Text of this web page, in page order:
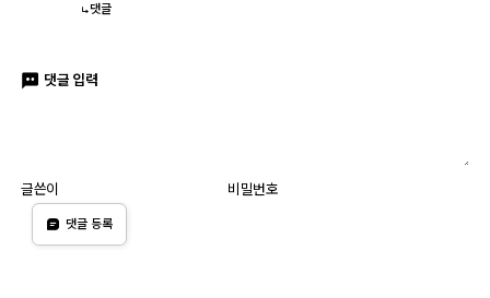
댓글
댓글 입력
글쓴이 비밀번호
댓글 등록